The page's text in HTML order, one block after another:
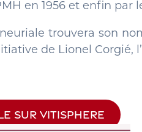
en 1956 et enfin par
trouvera son
de Lionel Corgié,
SUR VITISPHERE